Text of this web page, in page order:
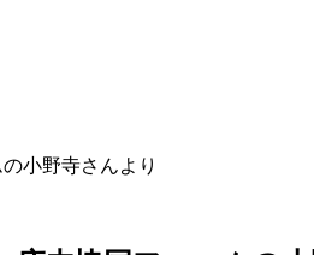
小野寺さんより